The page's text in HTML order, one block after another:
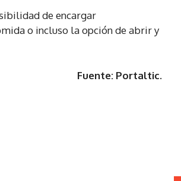
de encargar
o incluso la opción de abrir y
Fuente: Portaltic.